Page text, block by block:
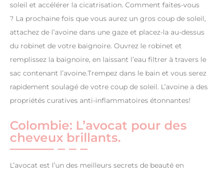
soleil et accélérer la cicatrisation. Comment faites-vous
? La prochaine fois que vous aurez un gros coup de soleil,
attachez de l’avoine dans une gaze et placez-la au-dessus
du robinet de votre baignoire. Ouvrez le robinet et
remplissez la baignoire, en laissant l’eau filtrer à travers le
sac contenant l’avoine.Trempez dans le bain et vous serez
rapidement soulagé de votre coup de soleil. L’avoine a des
propriétés curatives anti-inflammatoires étonnantes!
Colombie: L’avocat pour des
cheveux brillants.
L’avocat est l’un des meilleurs secrets de beauté en